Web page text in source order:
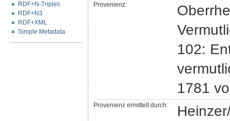
RDF+N-Triples
RDF+N3
RDF+XML
Simple Metadata
Provenienz:
102:
1781
Provenienz ermittelt durch: